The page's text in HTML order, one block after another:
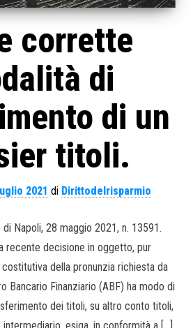
corrette
di
di un
titoli.
2021 di Dirittodelrisparmio
di Napoli, 28 maggio 2021, n. 13591.
recente decisione in oggetto, pur
della pronunzia richiesta da
Bancario Finanziario (ABF) ha modo di
dei titoli, su altro conto titoli,